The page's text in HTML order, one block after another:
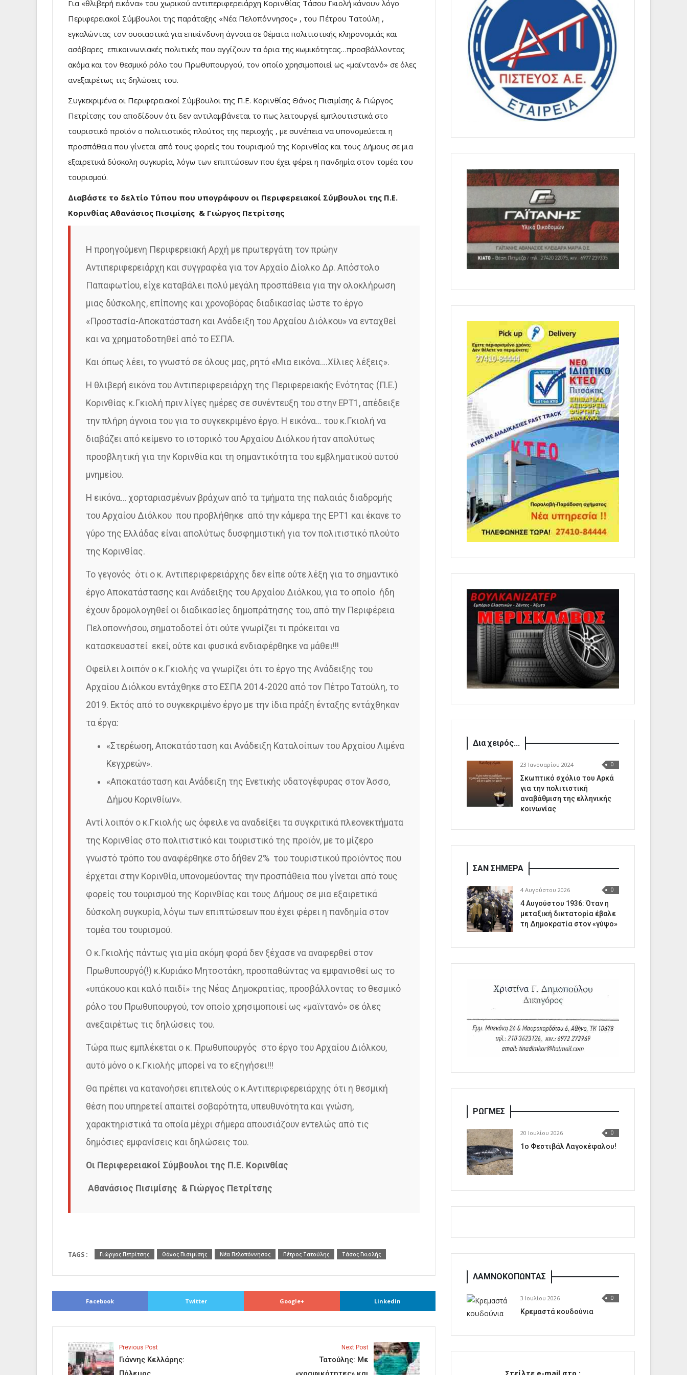
Για «θλιβερή εικόνα» του χωρικού αντιπεριφερειάρχη Κορινθίας Τάσου Γκιολή κάνουν λόγο
Περιφερειακοί Σύμβουλοι της παράταξης «Νέα Πελοπόννησος» , του Πέτρου Τατούλη ,
εγκαλώντας τον ουσιαστικά για επικίνδυνη άγνοια σε θέματα πολιτιστικής κληρονομιάς και
ασόβαρες επικοινωνιακές πολιτικές που αγγίζουν τα όρια της κωμικότητας…προσβάλλοντας
ακόμα και τον θεσμικό ρόλο του Πρωθυπουργού, τον οποίο χρησιμοποιεί ως «μαϊντανό» σε όλες
ανεξαιρέτως τις δηλώσεις του.
Συγκεκριμένα οι Περιφερειακοί Σύμβουλοι της Π.Ε. Κορινθίας Θάνος Πισιμίσης & Γιώργος
Πετρίτσης του αποδίδουν ότι δεν αντιλαμβάνεται το πως λειτουργεί εμπλουτιστικά στο
τουριστικό προϊόν ο πολιτιστικός πλούτος της περιοχής , με συνέπεια να υπονομεύεται η
προσπάθεια που γίνεται από τους φορείς του τουρισμού της Κορινθίας και τους Δήμους σε μια
εξαιρετικά δύσκολη συγκυρία, λόγω των επιπτώσεων που έχει φέρει η πανδημία στον τομέα του
τουρισμού.
Διαβάστε το δελτίο Τύπου που υπογράφουν οι Περιφερειακοί Σύμβουλοι της Π.Ε.
Κορινθίας Αθανάσιος Πισιμίσης & Γιώργος Πετρίτσης
Η προηγούμενη Περιφερειακή Αρχή με πρωτεργάτη τον πρώην
Αντιπεριφερειάρχη και συγγραφέα για τον Αρχαίο Δίολκο Δρ. Απόστολο
Παπαφωτίου, είχε καταβάλει πολύ μεγάλη προσπάθεια για την ολοκλήρωση
μιας δύσκολης, επίπονης και χρονοβόρας διαδικασίας ώστε το έργο
«Προστασία-Αποκατάσταση και Ανάδειξη του Αρχαίου Διόλκου» να ενταχθεί
και να χρηματοδοτηθεί από το ΕΣΠΑ.
Kαι όπως λέει, το γνωστό σε όλους μας, ρητό «Μια εικόνα….Χίλιες λέξεις».
Η θλιβερή εικόνα του Αντιπεριφερειάρχη της Περιφερειακής Ενότητας (Π.Ε.)
Κορινθίας κ.Γκιολή πριν λίγες ημέρες σε συνέντευξη του στην ΕΡΤ1, απέδειξε
την πλήρη άγνοια του για το συγκεκριμένο έργο. Η εικόνα… του κ.Γκιολή να
διαβάζει από κείμενο το ιστορικό του Αρχαίου Διόλκου ήταν απολύτως
προσβλητική για την Κορινθία και τη σημαντικότητα του εμβληματικού αυτού
μνημείου.
Η εικόνα… χορταριασμένων βράχων από τα τμήματα της παλαιάς διαδρομής
του Αρχαίου Διόλκου που προβλήθηκε από την κάμερα της ΕΡΤ1 και έκανε το
γύρο της Ελλάδας είναι απολύτως δυσφημιστική για τον πολιτιστικό πλούτο
της Κορινθίας.
Το γεγονός ότι ο κ. Αντιπεριφερειάρχης δεν είπε ούτε λέξη για το σημαντικό
έργο Αποκατάστασης και Ανάδειξης του Αρχαίου Διόλκου, για το οποίο ήδη
έχουν δρομολογηθεί οι διαδικασίες δημοπράτησης του, από την Περιφέρεια
Πελοποννήσου, σηματοδοτεί ότι ούτε γνωρίζει τι πρόκειται να
κατασκευαστεί εκεί, ούτε και φυσικά ενδιαφέρθηκε να μάθει!!!
Οφείλει λοιπόν ο κ.Γκιολής να γνωρίζει ότι το έργο της Ανάδειξης του
Αρχαίου Διόλκου εντάχθηκε στο ΕΣΠΑ 2014-2020 από τον Πέτρο Τατούλη, το
2019. Εκτός από το συγκεκριμένο έργο με την ίδια πράξη ένταξης εντάχθηκαν
τα έργα:
«Στερέωση, Αποκατάσταση και Ανάδειξη Καταλοίπων του Αρχαίου Λιμένα
Κεγχρεών».
«Αποκατάσταση και Ανάδειξη της Ενετικής υδατογέφυρας στον Άσσο,
Δήμου Κορινθίων».
Αντί λοιπόν ο κ.Γκιολής ως όφειλε να αναδείξει τα συγκριτικά πλεονεκτήματα
της Κορινθίας στο πολιτιστικό και τουριστικό της προϊόν, με το μίζερο
γνωστό τρόπο του αναφέρθηκε στο δήθεν 2% του τουριστικού προϊόντος που
έρχεται στην Κορινθία, υπονομεύοντας την προσπάθεια που γίνεται από τους
φορείς του τουρισμού της Κορινθίας και τους Δήμους σε μια εξαιρετικά
δύσκολη συγκυρία, λόγω των επιπτώσεων που έχει φέρει η πανδημία στον
τομέα του τουρισμού.
Ο κ.Γκιολής πάντως για μία ακόμη φορά δεν ξέχασε να αναφερθεί στον
Πρωθυπουργό(!) κ.Κυριάκο Μητσοτάκη, προσπαθώντας να εμφανισθεί ως το
«υπάκουο και καλό παιδί» της Νέας Δημοκρατίας, προσβάλλοντας το θεσμικό
ρόλο του Πρωθυπουργού, τον οποίο χρησιμοποιεί ως «μαϊντανό» σε όλες
ανεξαιρέτως τις δηλώσεις του.
Τώρα πως εμπλέκεται ο κ. Πρωθυπουργός στο έργο του Αρχαίου Διόλκου,
αυτό μόνο ο κ.Γκιολής μπορεί να το εξηγήσει!!!
Θα πρέπει να κατανοήσει επιτελούς ο κ.Αντιπεριφερειάρχης ότι η θεσμική
θέση που υπηρετεί απαιτεί σοβαρότητα, υπευθυνότητα και γνώση,
χαρακτηριστικά τα οποία μέχρι σήμερα απουσιάζουν εντελώς από τις
δημόσιες εμφανίσεις και δηλώσεις του.
Οι Περιφερειακοί Σύμβουλοι της Π.Ε. Κορινθίας
Αθανάσιος Πισιμίσης & Γιώργος Πετρίτσης
TAGS : Γιώργος Πετρίτσης Θάνος Πισιμίσης Νέα Πελοπόννησος Πέτρος Τατούλης Τάσος Γκιολής
Facebook Twitter Google+ Linkedin
Previous Post
Γιάννης Κελλάρης:
Next Post
Τατούλης: Με
Δια χειρός...
23 Ιανουαρίου 2024 0
Σκωπτικό σχόλιο του Αρκά
για την πολιτιστική
αναβάθμιση της ελληνικής
κοινωνίας
ΣΑΝ ΣΗΜΕΡΑ
4 Αυγούστου 2026 0
4 Αυγούστου 1936: Όταν η
μεταξική δικτατορία έβαλε
τη Δημοκρατία στον «γύψο»
ΡΩΓΜΕΣ
20 Ιουλίου 2026 0
1o Φεστιβάλ Λαγοκέφαλου!
ΛΑΜΝΟΚΟΠΩΝΤΑΣ
3 Ιουλίου 2026 0
Κρεμαστά κουδούνια